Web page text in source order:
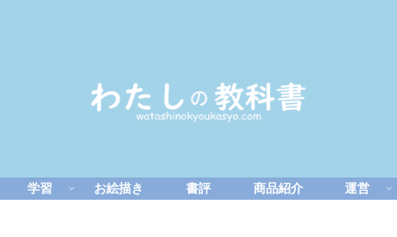
学習 お絵描き 書評 商品紹介 運営